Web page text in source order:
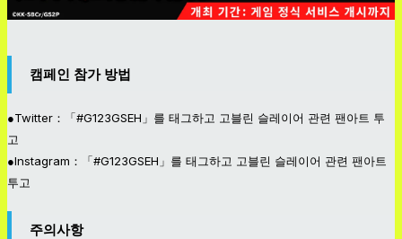
캠페인 참가 방법
●Twitter：「#G123GSEH」를 태그하고 고블린 슬레이어 관련 팬아트 투
고
●Instagram：「#G123GSEH」를 태그하고 고블린 슬레이어 관련 팬아트
투고
주의사항